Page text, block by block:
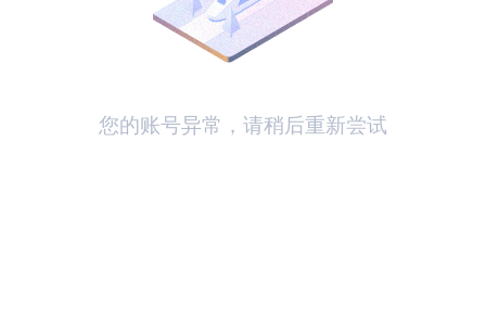
您的账号异常，请稍后重新尝试